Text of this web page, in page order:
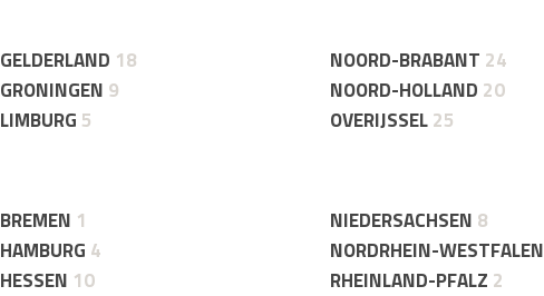
GELDERLAND 18
GRONINGEN 9
LIMBURG 5
NOORD-BRABANT 24
NOORD-HOLLAND 20
OVERIJSSEL25
BREMEN 1
HAMBURG 4
HESSEN 10
NIEDERSACHSEN 8
NORDRHEIN-WESTFALEN
RHEINLAND-PFALZ 2